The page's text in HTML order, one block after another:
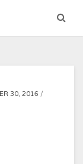
30, 2016